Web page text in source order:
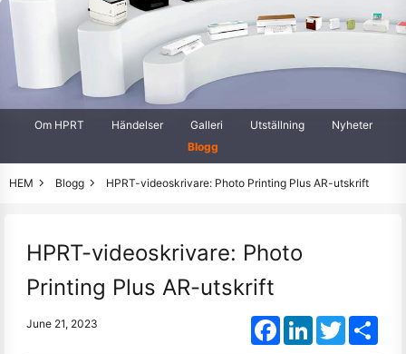
Om HPRT Händelser Galleri Utställning
Nyheter
Blogg
HEM Blogg HPRT-videoskrivare: Photo Printing Plus AR-utskrift
HPRT-videoskrivare: Photo
Printing Plus AR-utskrift
June 21, 2023 FacebookLinkedInTwitter